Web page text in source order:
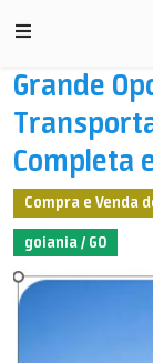
Grande
Completa
Compra e Venda
goiania / GO